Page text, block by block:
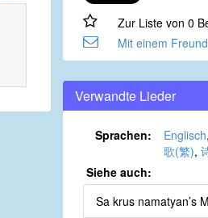
Zur Liste von 0
Mit einem
Verwandte Lieder
Sprachen: Englisch,
歌(繁),
Siehe auch:
Sa krus namatyan’s